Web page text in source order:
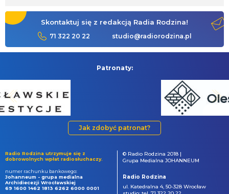
Skontaktuj się z redakcją Radia Rodzina!
71 322 20 22 studio@radiorodzina.pl
Patronaty:
Jak zdobyć patronat?
Radio Rodzina utrzymuje się z
dobrowolnych wpłat radiosłuchaczy.
numer rachunku bankowego:
Johanneum - grupa medialna
Archidiecezji Wrocławskiej
69 1600 1462 1813 6262 6000 0001
© Radio Rodzina 2018 |
Grupa Medialna JOHANNEUM
Radio Rodzina
ul. Katedralna 4, 50-328 Wrocław